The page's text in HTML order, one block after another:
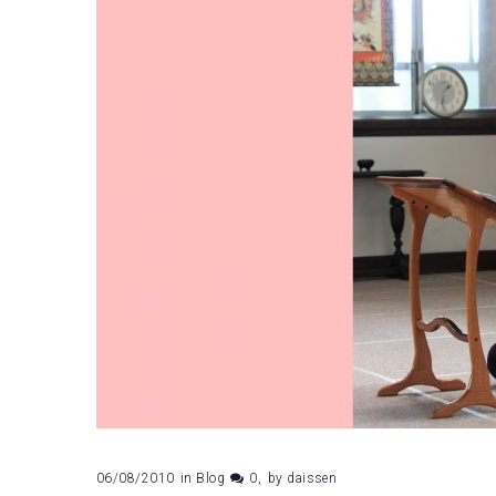
06/08/2010 in Blog 0 by daissen